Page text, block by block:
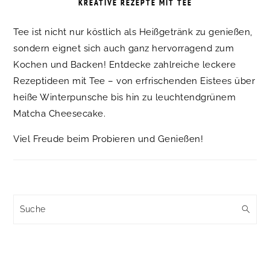
KREATIVE REZEPTE MIT TEE
Tee ist nicht nur köstlich als Heißgetränk zu genießen,
sondern eignet sich auch ganz hervorragend zum
Kochen und Backen! Entdecke zahlreiche leckere
Rezeptideen mit Tee – von erfrischenden Eistees über
heiße Winterpunsche bis hin zu leuchtendgrünem
Matcha Cheesecake.
Viel Freude beim Probieren und Genießen!
Suche